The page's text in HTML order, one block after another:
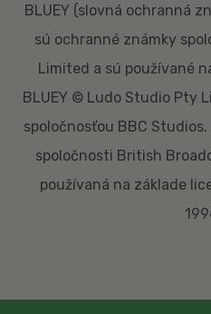
BLUEY (slovná ochranná
sú ochranné známky
Limited a sú používané
BLUEY © Ludo Studio Pty
spoločnosťou BBC
spoločnosti British
používaná na základe